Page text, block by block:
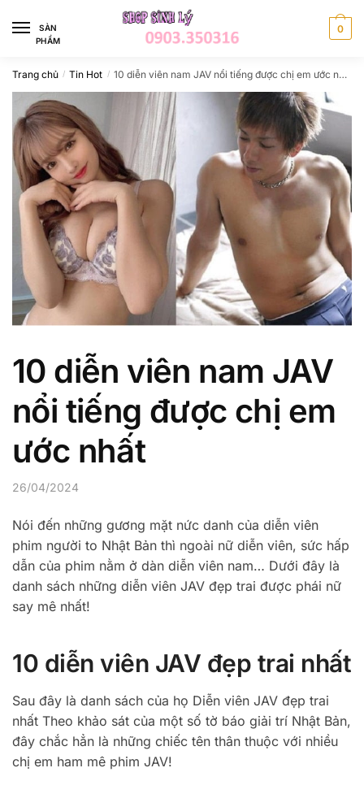
navigation
content
SÀN
PHẨM
0
Trang chủ / Tin Hot / 10 diễn viên nam JAV nổi tiếng được chị em ước nhất
10 diễn viên nam JAV
nổi tiếng được chị em
ước nhất
26/04/2024
Nói đến những gương mặt nức danh của diễn viên
phim người to Nhật Bản thì ngoài nữ diễn viên, sức hấp
dẫn của phim nằm ở dàn diễn viên nam… Dưới đây là
danh sách những diễn viên JAV đẹp trai được phái nữ
say mê nhất!
10 diễn viên JAV đẹp trai nhất
Sau đây là danh sách của họ Diễn viên JAV đẹp trai
nhất Theo khảo sát của một số tờ báo giải trí Nhật Bản,
đây chắc hẳn là những chiếc tên thân thuộc với nhiều
chị em ham mê phim JAV!